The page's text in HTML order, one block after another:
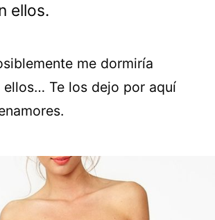
ellos.
me dormiría
ellos… Te los dejo por aquí